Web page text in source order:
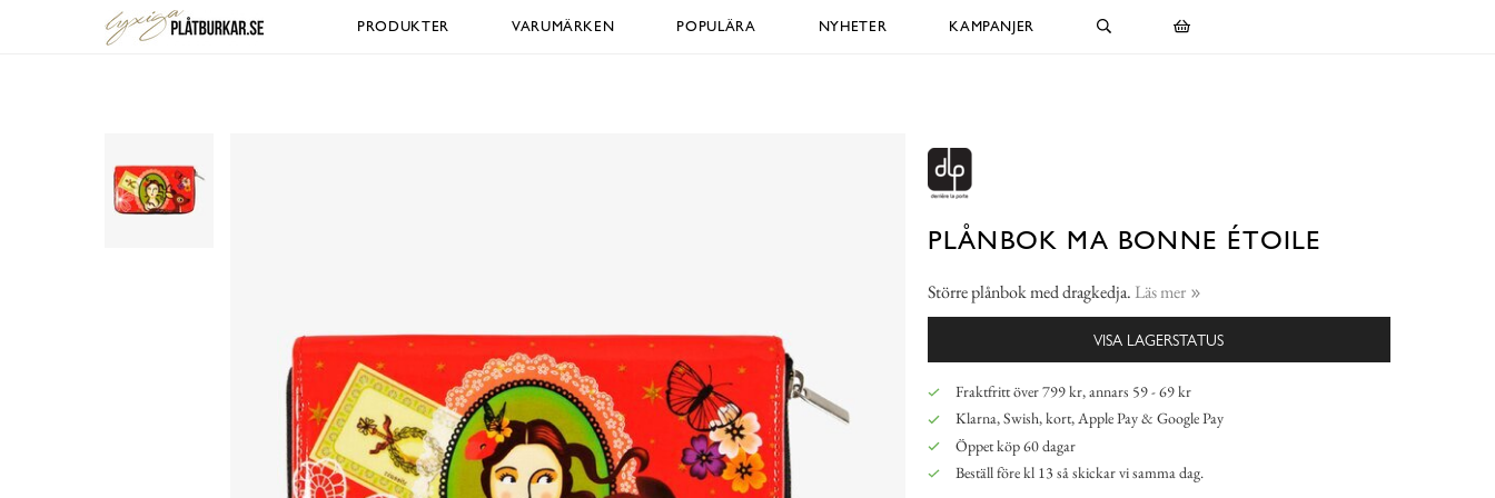
PRODUKTER VARUMÄRKEN POPULÄRA NYHETER KAMPANJER
PLÅNBOK MA BONNE ÉTOILE
Större plånbok med dragkedja. Läs mer
VISA LAGERSTATUS
Fraktfritt över 799 kr, annars 59 - 69 kr
Klarna, Swish, kort, Apple Pay & Google Pay
Öppet köp 60 dagar
Beställ före kl 13 så skickar vi samma dag.